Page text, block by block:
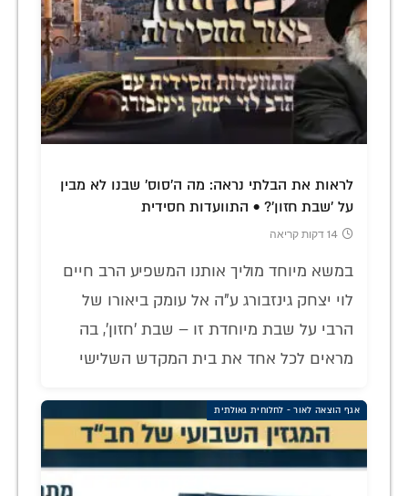
לראות את הבלתי נראה: מה ה'סוס' שבנו לא מבין
על 'שבת חזון'? • התוועדות חסידית
14 דקות קריאה
במשא מיוחד מוליך אותנו המשפיע הרב חיים
לוי יצחק גינזבורג ע"ה אל עומק ביאורו של
הרבי על שבת מיוחדת זו – שבת 'חזון', בה
מראים לכל אחד את בית המקדש השלישי
אגף הוצאה לאור - לחלוחית גאולתית